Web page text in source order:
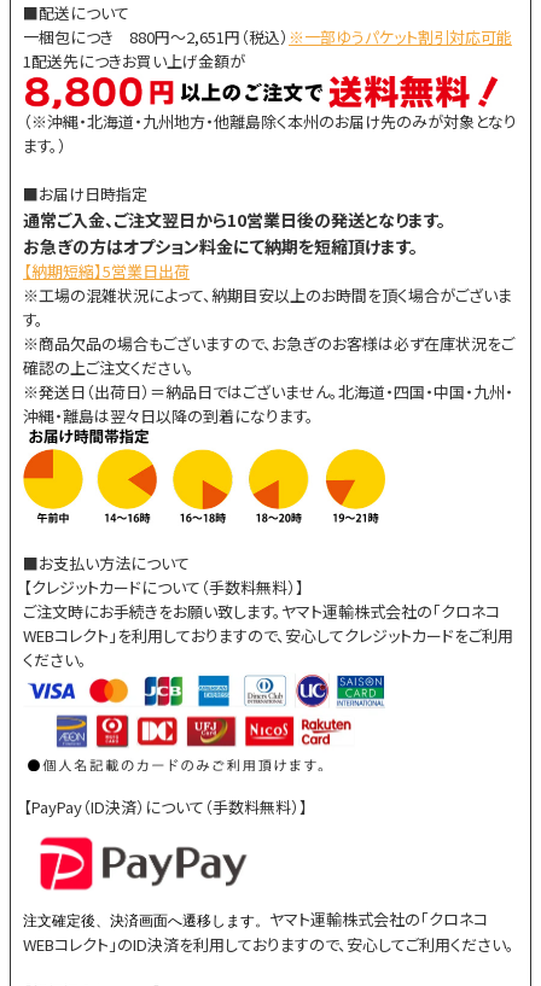
■配送について
一梱包につき 880円～2,651円（税込） ※一部ゆうパケット割引対応可能
1配送先につきお買い上げ金額が
（※沖縄・北海道・九州地方・他離島除く本州のお届け先のみが対象となり
ます。）
■お届け日時指定
通常ご入金、ご注文翌日から10営業日後の発送となります。
お急ぎの方はオプション料金にて納期を短縮頂けます。
【納期短縮】5営業日出荷
※工場の混雑状況によって、納期目安以上のお時間を頂く場合がございま
す。
※商品欠品の場合もございますので、お急ぎのお客様は必ず在庫状況をご
確認の上ご注文ください。
※発送日（出荷日）＝納品日ではございません。北海道・四国・中国・九州・
沖縄・離島は翌々日以降の到着になります。
■お支払い方法について
【クレジットカードについて（手数料無料）】
ご注文時にお手続きをお願い致します。ヤマト運輸株式会社の「クロネコ
WEBコレクト」を利用しておりますので、安心してクレジットカードをご利用
ください。
【PayPay（ID決済）について（手数料無料）】
注文確定後、決済画面へ遷移します。 ヤマト運輸株式会社の「クロネコ
WEBコレクト」のID決済を利用しておりますので、安心してご利用ください。